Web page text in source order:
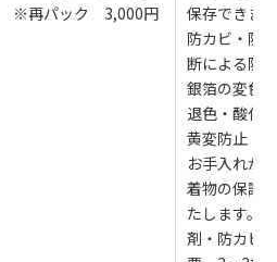
※再パック 3,000円
保存できま
防カビ・防
断による防
銀箔の変色
退色・酸化
黄変防止・
お手入れが
着物の保護
たします。
剤・防カビ